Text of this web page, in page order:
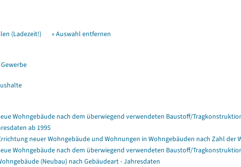
(Ladezeit!) » Auswahl entfernen
Wohngebäude nach dem überwiegend verwendeten Baustoff/
ab 1995
neuer Wohngebäude und Wohnungen in Wohngebäuden nach Zahl der
Wohngebäude nach dem überwiegend verwendeten Baustoff/
(Neubau) nach Gebäudeart - Jahresdaten